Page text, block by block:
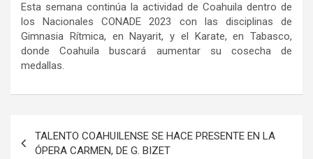
Esta semana continúa la actividad de Coahuila dentro de
los Nacionales CONADE 2023 con las disciplinas de
Gimnasia Rítmica, en Nayarit, y el Karate, en Tabasco,
donde Coahuila buscará aumentar su cosecha de
medallas.
de
TALENTO COAHUILENSE SE HACE PRESENTE EN LA
ÓPERA CARMEN, DE G. BIZET